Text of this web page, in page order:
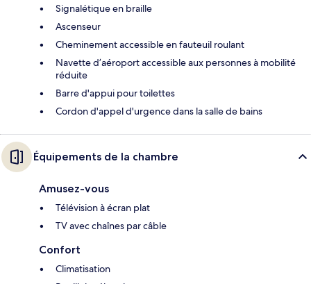
Signalétique en braille
Ascenseur
Cheminement accessible en fauteuil roulant
Navette d’aéroport accessible aux personnes à mobilité
réduite
Barre d'appui pour toilettes
Cordon d'appel d'urgence dans la salle de bains
Équipements de la chambre
Amusez-vous
Télévision à écran plat
TV avec chaînes par câble
Confort
Climatisation